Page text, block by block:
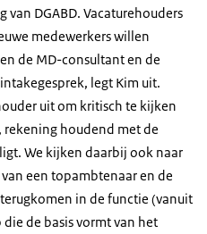
DGABD. Vacaturehouders
medewerkers willen
de MD-consultant en de
legt Kim uit.
uit om kritisch te kijken
houdend met de
We kijken daarbij ook naar
een topambtenaar en de
in de functie (vanuit
de basis vormt van het